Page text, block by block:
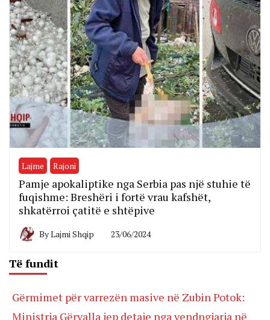
Lajme Rajoni
Pamje apokaliptike nga Serbia pas një stuhie të
fuqishme: Breshëri i fortë vrau kafshët,
shkatërroi çatitë e shtëpive
ByLajmi Shqip 23/06/2024
Të fundit
Gërmimet për varrezën masive në Zubin Potok:
Ministrja Gërvalla jep detaje nga vendngjarja në